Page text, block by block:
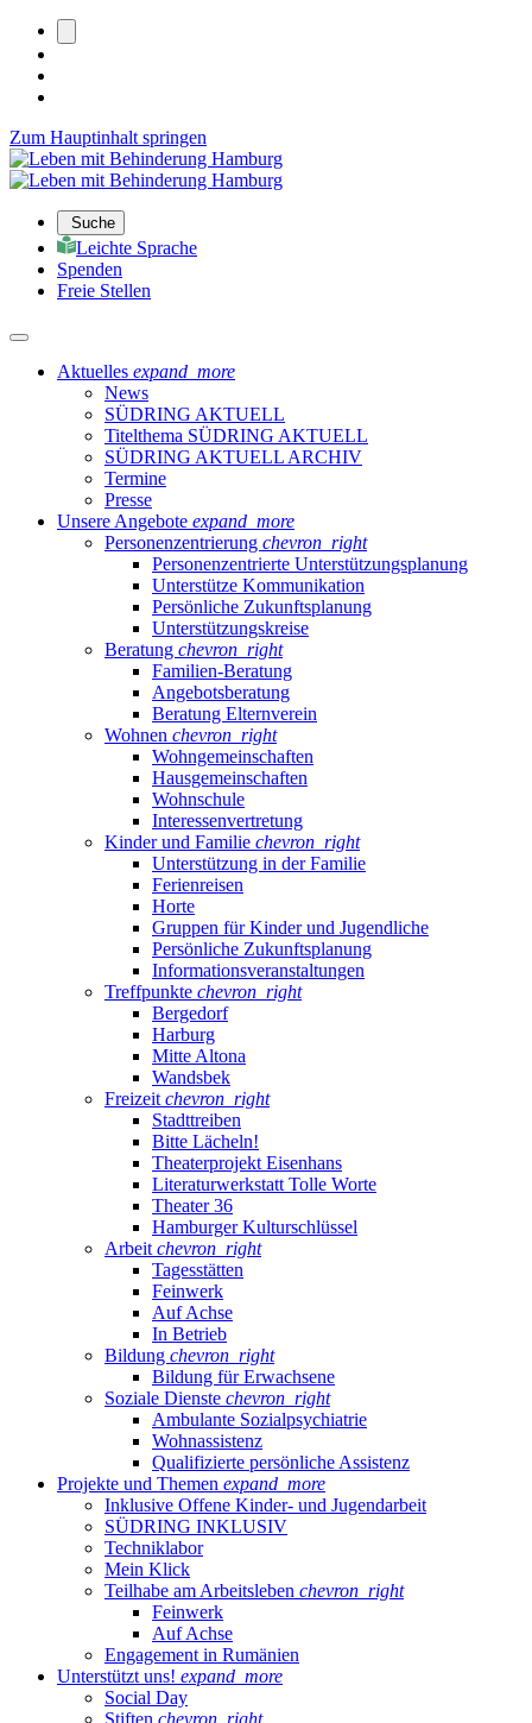
Zum Hauptinhalt springen
Suche
Leichte Sprache
Spenden
Freie Stellen
Aktuelles expand_more
News
SÜDRING AKTUELL
Titelthema SÜDRING AKTUELL
SÜDRING AKTUELL ARCHIV
Termine
Presse
Unsere Angebote expand_more
Personenzentrierung chevron_right
Personenzentrierte Unterstützungsplanung
Unterstütze Kommunikation
Persönliche Zukunftsplanung
Unterstützungskreise
Beratung chevron_right
Familien-Beratung
Angebotsberatung
Beratung Elternverein
Wohnen chevron_right
Wohngemeinschaften
Hausgemeinschaften
Wohnschule
Interessenvertretung
Kinder und Familie chevron_right
Unterstützung in der Familie
Ferienreisen
Horte
Gruppen für Kinder und Jugendliche
Persönliche Zukunftsplanung
Informationsveranstaltungen
Treffpunkte chevron_right
Bergedorf
Harburg
Mitte Altona
Wandsbek
Freizeit chevron_right
Stadttreiben
Bitte Lächeln!
Theaterprojekt Eisenhans
Literaturwerkstatt Tolle Worte
Theater 36
Hamburger Kulturschlüssel
Arbeit chevron_right
Tagesstätten
Feinwerk
Auf Achse
In Betrieb
Bildung chevron_right
Bildung für Erwachsene
Soziale Dienste chevron_right
Ambulante Sozialpsychiatrie
Wohnassistenz
Qualifizierte persönliche Assistenz
Projekte und Themen expand_more
Inklusive Offene Kinder- und Jugendarbeit
SÜDRING INKLUSIV
Techniklabor
Mein Klick
Teilhabe am Arbeitsleben chevron_right
Feinwerk
Auf Achse
Engagement in Rumänien
Unterstützt uns! expand_more
Social Day
Stiften chevron_right